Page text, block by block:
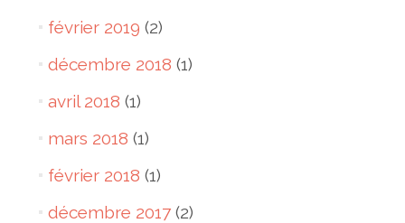
février 2019 (2)
décembre 2018 (1)
avril 2018 (1)
mars 2018 (1)
février 2018 (1)
décembre 2017(2)